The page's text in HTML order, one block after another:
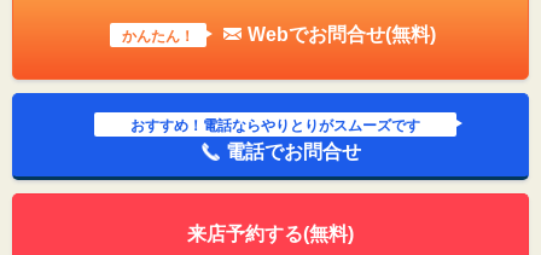
かんたん！ Webでお問合せ(無料)
おすすめ！電話ならやりとりがスムーズです
電話でお問合せ
来店予約する(無料)